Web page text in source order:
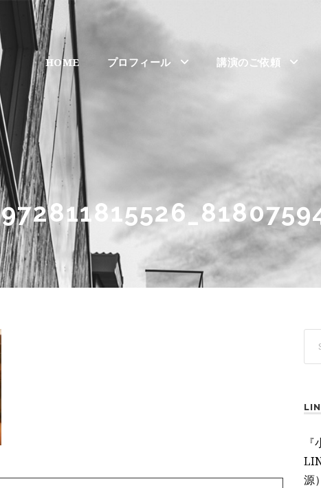
HOME プロフィール 講演のご依頼
源